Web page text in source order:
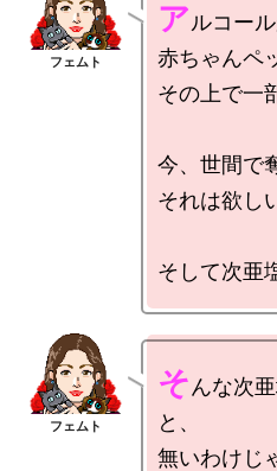
アルコー
赤ちゃんペ
その上で一
今、世間で
それは欲し
そんな次
と、
無いわけじ